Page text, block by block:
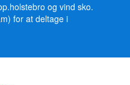
og vind sko.
for at deltage i